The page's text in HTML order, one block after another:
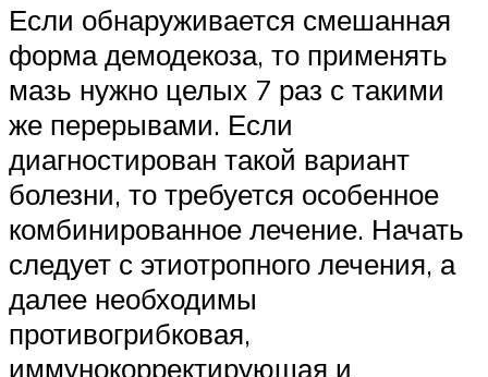
Если обнаруживается смешанная
форма демодекоза, то применять
мазь нужно целых 7 раз с такими
же перерывами. Если
диагностирован такой вариант
болезни, то требуется особенное
комбинированное лечение. Начать
следует с этиотропного лечения, а
далее необходимы
противогрибковая,
иммунокорректирующая и